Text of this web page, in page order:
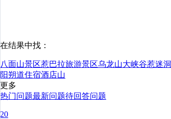
在结果中找：
八面山景区惹巴拉旅游景区乌龙山大峡谷惹迷洞
阳朔道住宿酒店山
更多
热门问题最新问题待回答问题
20